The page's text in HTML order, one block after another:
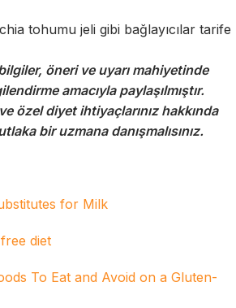
tohumu jeli gibi bağlayıcılar tarife
öneri ve uyarı mahiyetinde
amacıyla paylaşılmıştır.
özel diyet ihtiyaçlarınız hakkında
bir uzmana danışmalısınız.
for Milk
diet
To Eat and Avoid on a Gluten-